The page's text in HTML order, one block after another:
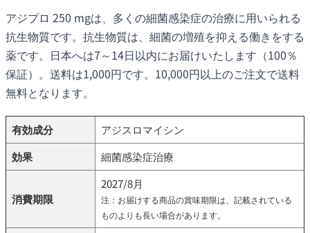
アジプロ 250 mgは、多くの細菌感染症の治療に用いられる
抗生物質です。抗生物質は、細菌の増殖を抑える働きをする
薬です。日本へは7～14日以内にお届けいたします（100％
保証）。送料は1,000円です。10,000円以上のご注文で送料
無料となります。
有効成分
アジスロマイシン
効果
細菌感染症治療
消費期限
2027/8月
注：お届けする商品の賞味期限は、記載されている
ものよりも長い場合があります。